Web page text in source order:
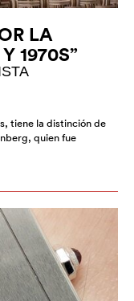
LA
1970S”
tiene la distinción de
quien fue